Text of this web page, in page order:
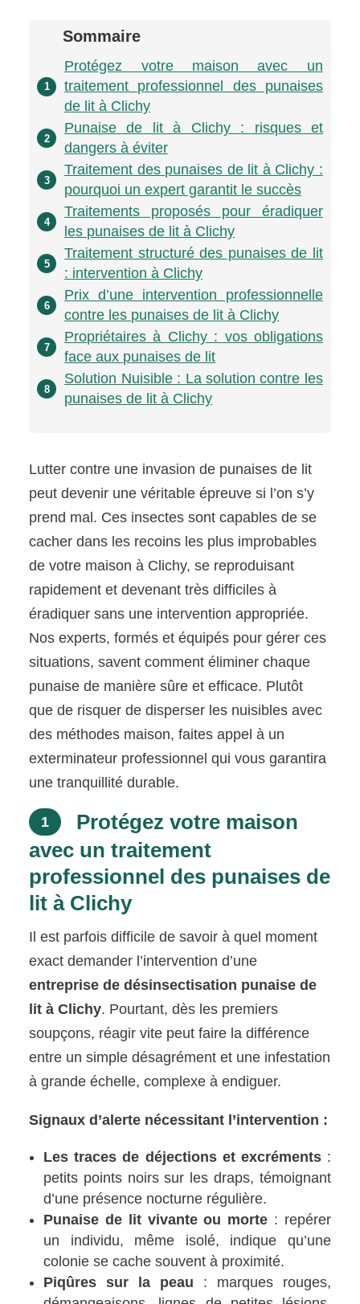
Sommaire
1
Protégez votre maison avec un
traitement professionnel des punaises
de lit à Clichy
2
Punaise de lit à Clichy : risques et
dangers à éviter
3
Traitement des punaises de lit à Clichy :
pourquoi un expert garantit le succès
4
Traitements proposés pour éradiquer
les punaises de lit à Clichy
5
Traitement structuré des punaises de lit
: intervention à Clichy
6
Prix d’une intervention professionnelle
contre les punaises de lit à Clichy
7
Propriétaires à Clichy : vos obligations
face aux punaises de lit
8
Solution Nuisible : La solution contre les
punaises de lit à Clichy
Lutter contre une invasion de punaises de lit
peut devenir une véritable épreuve si l’on s’y
prend mal. Ces insectes sont capables de se
cacher dans les recoins les plus improbables
de votre maison à Clichy, se reproduisant
rapidement et devenant très difficiles à
éradiquer sans une intervention appropriée.
Nos experts, formés et équipés pour gérer ces
situations, savent comment éliminer chaque
punaise de manière sûre et efficace. Plutôt
que de risquer de disperser les nuisibles avec
des méthodes maison, faites appel à un
exterminateur professionnel qui vous garantira
une tranquillité durable.
1
Protégez votre maison
avec un traitement
professionnel des punaises de
lit à Clichy
Il est parfois difficile de savoir à quel moment
exact demander l’intervention d’une
entreprise de désinsectisation punaise de
lit à Clichy. Pourtant, dès les premiers
soupçons, réagir vite peut faire la différence
entre un simple désagrément et une infestation
à grande échelle, complexe à endiguer.
Signaux d’alerte nécessitant l’intervention :
Les traces de déjections et excréments:
petits points noirs sur les draps, témoignant
d’une présence nocturne régulière.
Punaise de lit vivante ou morte : repérer
un individu, même isolé, indique qu’une
colonie se cache souvent à proximité.
Piqûres sur la peau : marques rouges,